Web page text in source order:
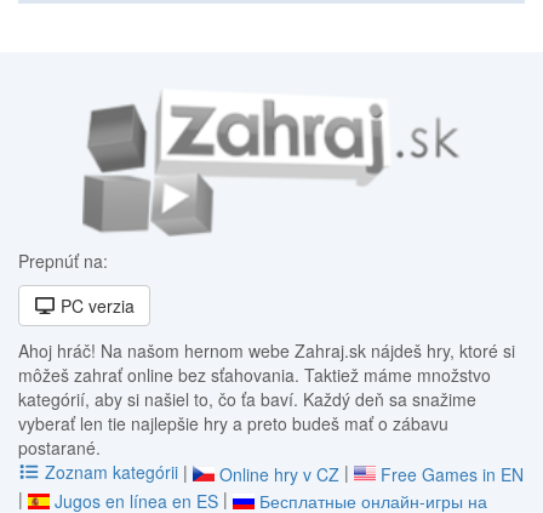
Prepnúť na:
PC verzia
Ahoj hráč! Na našom hernom webe Zahraj.sk nájdeš hry, ktoré si
môžeš zahrať online bez sťahovania. Taktiež máme množstvo
kategórií, aby si našiel to, čo ťa baví. Každý deň sa snažime
vyberať len tie najlepšie hry a preto budeš mať o zábavu
postarané.
Zoznam kategórii | Online hry v CZ |
Free Games in EN
|
Jugos en línea en ES | Бесплатные онлайн-игры на